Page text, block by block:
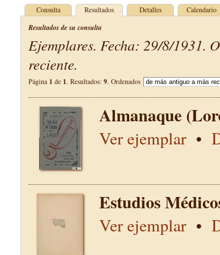
Consulta Resultados Detalles Calendario
Resultados de su consulta
Ejemplares. Fecha: 29/8/1931.
reciente.
Página 1 de 1. Resultados: 9. Ordenados
Almanaque
Ver ejemplar•
Estudios
Ver ejemplar•